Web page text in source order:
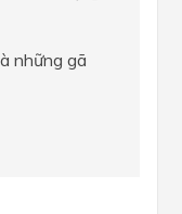
những gã